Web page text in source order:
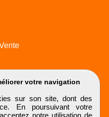
votre navigation
sur son site, dont des
En poursuivant votre
notre utilisation de